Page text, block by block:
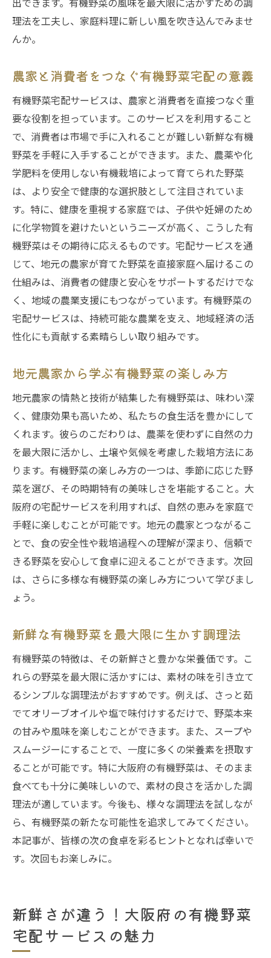
理法を工夫し、家庭料理に新しい風を吹き込んでみませ
んか。
農家と消費者をつなぐ有機野菜宅配の意義
有機野菜宅配サービスは、農家と消費者を直接つなぐ重
要な役割を担っています。このサービスを利用すること
で、消費者は市場で手に入れることが難しい新鮮な有機
野菜を手軽に入手することができます。また、農薬や化
学肥料を使用しない有機栽培によって育てられた野菜
は、より安全で健康的な選択肢として注目されていま
す。特に、健康を重視する家庭では、子供や妊婦のため
に化学物質を避けたいというニーズが高く、こうした有
機野菜はその期待に応えるものです。宅配サービスを通
じて、地元の農家が育てた野菜を直接家庭へ届けるこの
仕組みは、消費者の健康と安心をサポートするだけでな
く、地域の農業支援にもつながっています。有機野菜の
宅配サービスは、持続可能な農業を支え、地域経済の活
性化にも貢献する素晴らしい取り組みです。
地元農家から学ぶ有機野菜の楽しみ方
地元農家の情熱と技術が結集した有機野菜は、味わい深
く、健康効果も高いため、私たちの食生活を豊かにして
くれます。彼らのこだわりは、農薬を使わずに自然の力
を最大限に活かし、土壌や気候を考慮した栽培方法にあ
ります。有機野菜の楽しみ方の一つは、季節に応じた野
菜を選び、その時期特有の美味しさを堪能すること。大
阪府の宅配サービスを利用すれば、自然の恵みを家庭で
手軽に楽しむことが可能です。地元の農家とつながるこ
とで、食の安全性や栽培過程への理解が深まり、信頼で
きる野菜を安心して食卓に迎えることができます。次回
は、さらに多様な有機野菜の楽しみ方について学びまし
ょう。
新鮮な有機野菜を最大限に生かす調理法
有機野菜の特徴は、その新鮮さと豊かな栄養価です。こ
れらの野菜を最大限に活かすには、素材の味を引き立て
るシンプルな調理法がおすすめです。例えば、さっと茹
でてオリーブオイルや塩で味付けするだけで、野菜本来
の甘みや風味を楽しむことができます。また、スープや
スムージーにすることで、一度に多くの栄養素を摂取す
ることが可能です。特に大阪府の有機野菜は、そのまま
食べても十分に美味しいので、素材の良さを活かした調
理法が適しています。今後も、様々な調理法を試しなが
ら、有機野菜の新たな可能性を追求してみてください。
本記事が、皆様の次の食卓を彩るヒントとなれば幸いで
す。次回もお楽しみに。
新鮮さが違う！大阪府の有機野菜
宅配サービスの魅力